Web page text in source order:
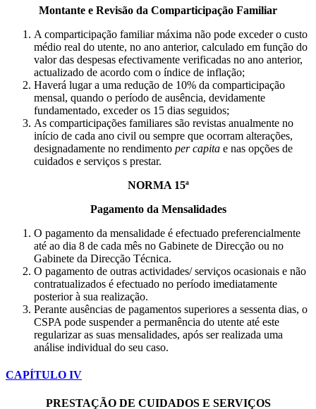
Montante e Revisão da Comparticipação Familiar
A comparticipação familiar máxima não pode exceder o custo
médio real do utente, no ano anterior, calculado em função do
valor das despesas efectivamente verificadas no ano anterior,
actualizado de acordo com o índice de inflação;
Haverá lugar a uma redução de 10% da comparticipação
mensal, quando o período de ausência, devidamente
fundamentado, exceder os 15 dias seguidos;
As comparticipações familiares são revistas anualmente no
início de cada ano civil ou sempre que ocorram alterações,
designadamente no rendimento per capita e nas opções de
cuidados e serviços s prestar.
NORMA 15ª
Pagamento da Mensalidades
O pagamento da mensalidade é efectuado preferencialmente
até ao dia 8 de cada mês no Gabinete de Direcção ou no
Gabinete da Direcção Técnica.
O pagamento de outras actividades/ serviços ocasionais e não
contratualizados é efectuado no período imediatamente
posterior à sua realização.
Perante ausências de pagamentos superiores a sessenta dias, o
CSPA pode suspender a permanência do utente até este
regularizar as suas mensalidades, após ser realizada uma
análise individual do seu caso.
CAPÍTULO IV
PRESTAÇÃO DE CUIDADOS E SERVIÇOS